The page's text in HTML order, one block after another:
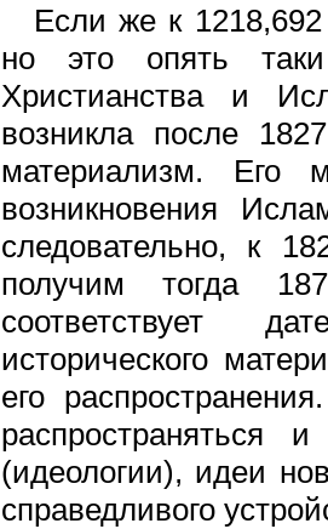
Если же к
но это опять
Христианства и
возникла после
материализм. Его
возникновения
следовательно, к
получим тогда
соответствует
исторического
его
распространяться
(идеологии), идеи
справедливого